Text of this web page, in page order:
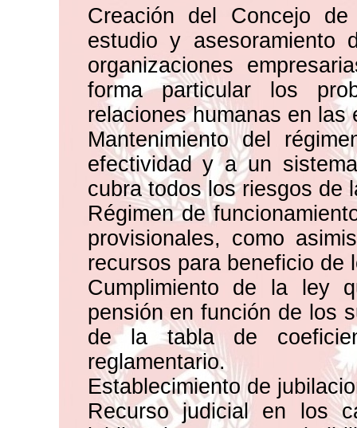
Creación del Concejo de
estudio y
organizaciones
forma particular los
relaciones humanas en las
Mantenimiento del
efectividad y a un
cubra todos los riesgos de
Régimen de
provisionales, como
recursos para beneficio de
Cumplimiento de la ley
pensión en función de los
de la tabla de
reglamentario.
Establecimiento de
Recurso judicial en los